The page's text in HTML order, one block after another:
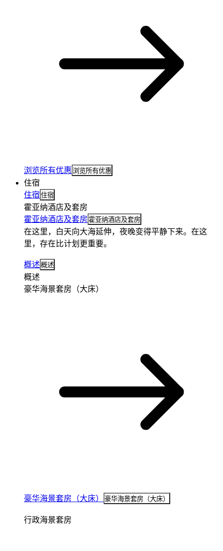
浏览所有优惠 浏览所有优惠
住宿
住宿 住宿
霍亚纳酒店及套房
霍亚纳酒店及套房 霍亚纳酒店及套房
在这里，白天向大海延伸，夜晚变得平静下来。在这
里，存在比计划更重要。
概述 概述
概述
豪华海景套房（大床）
豪华海景套房（大床） 豪华海景套房（大床）
行政海景套房